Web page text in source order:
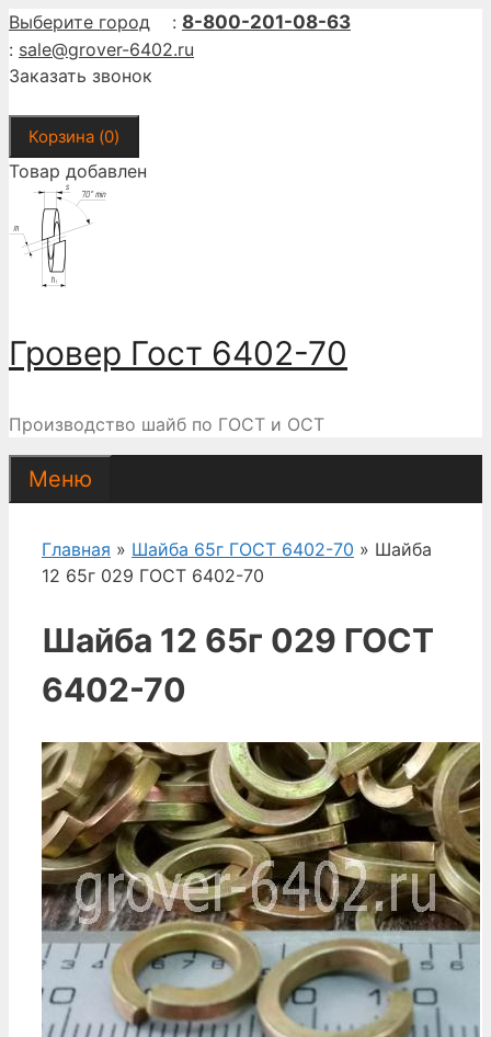
Перейти
к
содержимому
Выберите город : 8-800-201-08-63
: sale@grover-6402.ru
Заказать звонок
Корзина (0)
Товар добавлен
Гровер Гост 6402-70
Производство шайб по ГОСТ и ОСТ
Меню
Главная » Шайба 65г ГОСТ 6402-70 » Шайба
12 65г 029 ГОСТ 6402-70
Шайба 12 65г 029 ГОСТ
6402-70